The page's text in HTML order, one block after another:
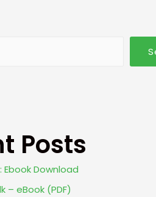
Posts
Ebook Download
– eBook (PDF)